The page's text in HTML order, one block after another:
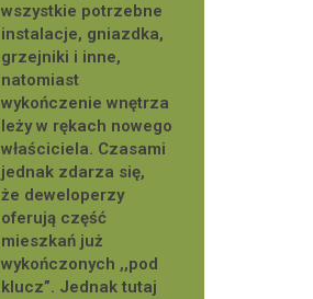
wszystkie potrzebne
instalacje, gniazdka,
grzejniki i inne,
natomiast
wykończenie wnętrza
leży w rękach nowego
właściciela. Czasami
jednak zdarza się,
że deweloperzy
oferują część
mieszkań już
wykończonych ,,pod
klucz”. Jednak tutaj